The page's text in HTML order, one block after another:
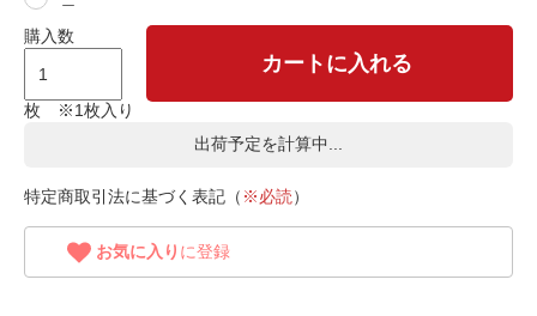
購入数
枚 ※1枚入り
カートに入れる
出荷予定を計算中...
特定商取引法に基づく表記（ ※必読）
お気に入り に登録